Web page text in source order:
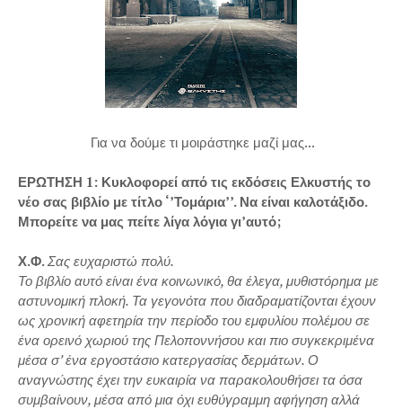
Για να δούμε τι μοιράστηκε μαζί μας...
ΕΡΩΤΗΣΗ 1: Κυκλοφορεί από τις εκδόσεις Ελκυστής το
νέο σας βιβλίο με τίτλο ‘’Τομάρια’’. Να είναι καλοτάξιδο.
Μπορείτε να μας πείτε λίγα λόγια γι’αυτό;
Χ.Φ.Σας ευχαριστώ πολύ.
Το βιβλίο αυτό είναι ένα κοινωνικό, θα έλεγα, μυθιστόρημα με
αστυνομική πλοκή. Τα γεγονότα που διαδραματίζονται έχουν
ως χρονική αφετηρία την περίοδο του εμφυλίου πολέμου σε
ένα ορεινό χωριού της Πελοποννήσου και πιο συγκεκριμένα
μέσα σ’ ένα εργοστάσιο κατεργασίας δερμάτων. Ο
αναγνώστης έχει την ευκαιρία να παρακολουθήσει τα όσα
συμβαίνουν, μέσα από μια όχι ευθύγραμμη αφήγηση αλλά